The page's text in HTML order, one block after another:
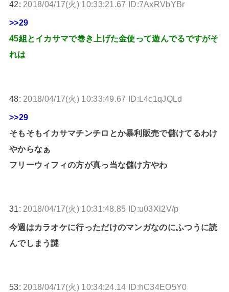
42: 2018/04/17(火) 10:33:21.67 ID:7AxRVbYBr
>>29
45組とイカサマで巻き上げた金使って遊んでるですがそ
れは
48: 2018/04/17(火) 10:33:49.67 ID:L4c1qJQLd
>>29
そもそもイカサマチンチロとか暴利販売で儲けてるわけ
やからなぁ
フリーウィフィの方が真っ当な儲け方やわ
31: 2018/04/17(火) 10:31:48.85 ID:u03Xl2V/p
今週はカラオケに行っただけのマンガなのにふつうに読
んでしまう謎
53: 2018/04/17(火) 10:34:24.14 ID:hC34EO5Y0